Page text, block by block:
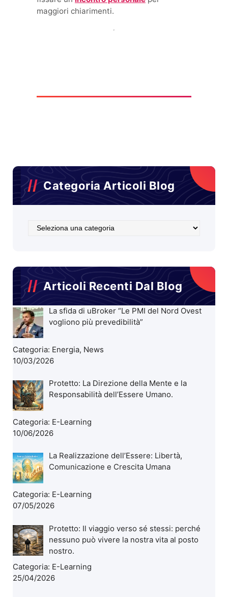
maggiori chiarimenti.
Categoria Articoli Blog
Categoria
Articoli Recenti Dal Blog
La sfida di uBroker “Le PMI del Nord Ovest
vogliono più prevedibilità”
Categoria: Energia, News
10/03/2026
Protetto: La Direzione della Mente e la
Responsabilità dell’Essere Umano.
Categoria: E-Learning
10/06/2026
La Realizzazione dell’Essere: Libertà,
Comunicazione e Crescita Umana
Categoria: E-Learning
07/05/2026
Protetto: Il viaggio verso sé stessi: perché
nessuno può vivere la nostra vita al posto
nostro.
Categoria: E-Learning
25/04/2026